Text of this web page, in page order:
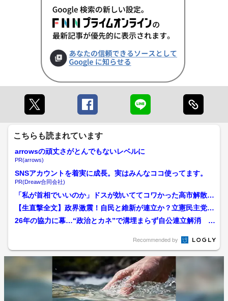
こちらも読まれています
arrowsの頑丈さがとんでもないレベルに
PR(arrows)
SNSアカウントを着実に成長。実はみんなココ使ってます。
PR(Dreaw合同会社)
「私が首相でいいのか」ドスが効いててコワかった高市解散会
見…選挙は「政権選択」で...
【生直撃全文】政界激震！自民と維新が連立か？立憲民主党・
野田佳彦代表の次なる一手...
26年の協力に幕…“政治とカネ”で溝埋まらず自公連立解消 野
Recommended by